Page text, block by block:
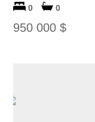
0 0
950 000 $